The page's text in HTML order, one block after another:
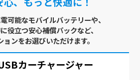
可能なモバイルバッテリーや、
役立つ安心補償パックなど、
ンをお選びいただけます。
ートACアダプター